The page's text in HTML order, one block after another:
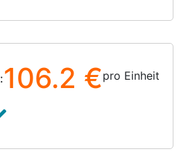
106.2 €pro Einheit